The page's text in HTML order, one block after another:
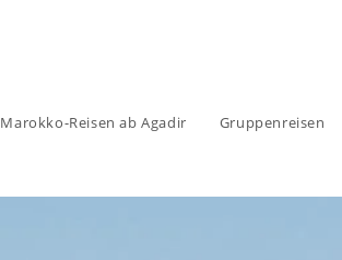
Marokko-Reisen ab Agadir Gruppenreisen